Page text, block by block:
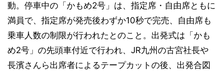
動。停車中の「かもめ2号」は、指定席・自由席ともに
満員で、指定席が発売後わずか10秒で完売、自由席も
乗車人数の制限が行われたとのこと。出発式は「かも
め2号」の先頭車付近で行われ、JR九州の古宮社長や
長濱さんら出席者によるテープカットの後、出発合図